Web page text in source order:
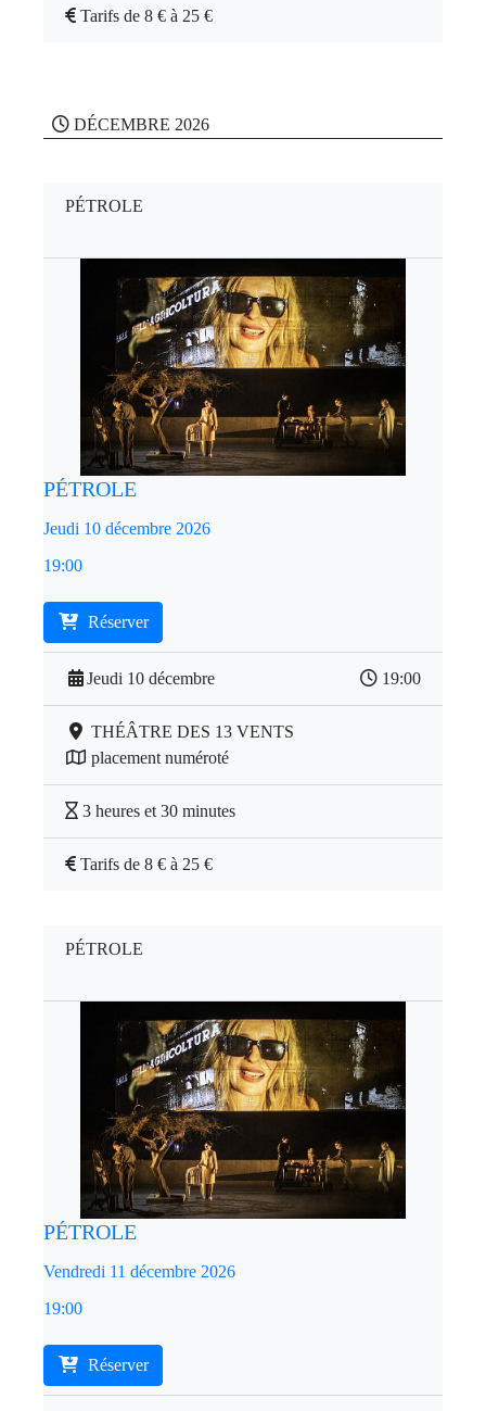
Tarifs de 8 € à 25 €
DÉCEMBRE 2026
PÉTROLE
PÉTROLE
Jeudi 10 décembre 2026
19:00
Réserver
Jeudi 10 décembre 19:00
THÉÂTRE DES 13 VENTS
placement numéroté
3 heures et 30 minutes
Tarifs de 8 € à 25 €
PÉTROLE
PÉTROLE
Vendredi 11 décembre 2026
19:00
Réserver